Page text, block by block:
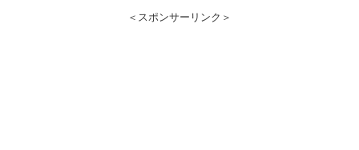
＜スポンサーリンク＞